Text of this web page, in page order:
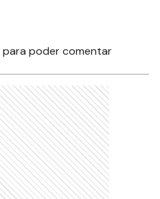
para poder comentar